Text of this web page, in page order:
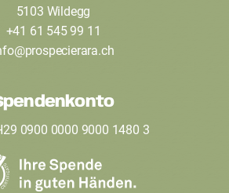
5103 Wildegg
+41 61 545 99 11
@prospecierara.ch
0900 0000 9000 1480 3